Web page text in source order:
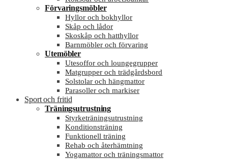
Förvaringsmöbler
Hyllor och bokhyllor
Skåp och lådor
Skoskåp och hatthyllor
Barnmöbler och förvaring
Utemöbler
Utesoffor och loungegrupper
Matgrupper och trädgårdsbord
Solstolar och hängmattor
Parasoller och markiser
Sport och fritid
Träningsutrustning
Styrketräningsutrustning
Konditionsträning
Funktionell träning
Rehab och återhämtning
Yogamattor och träningsmattor